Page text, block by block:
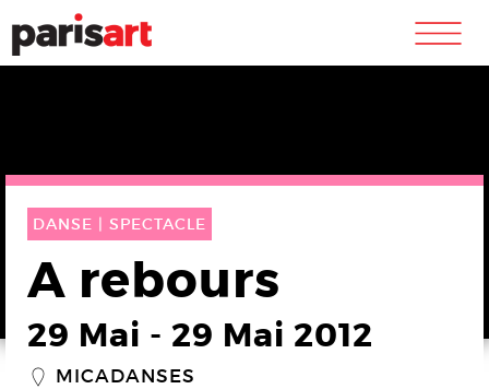
m
DANSE | SPECTACLE
A rebours
29 Mai - 29 Mai 2012
_ MICADANSES